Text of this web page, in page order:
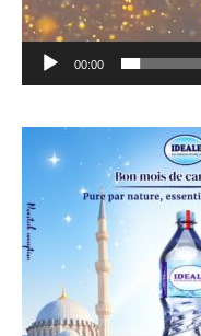
00:00